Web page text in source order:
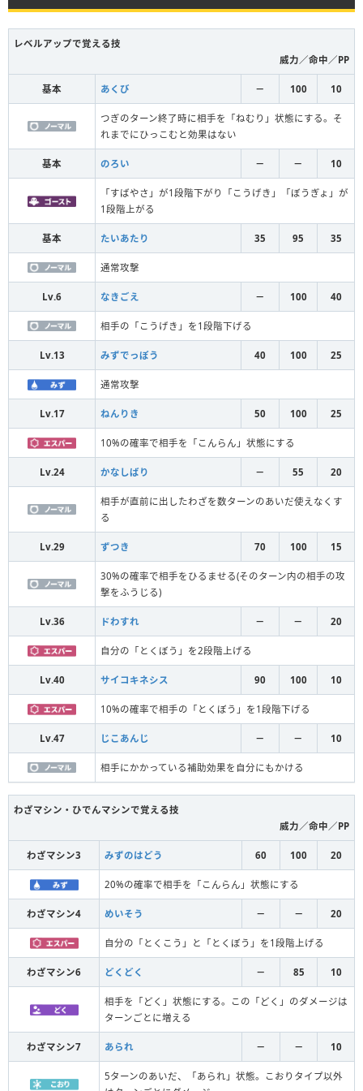
レベルアップで覚える技
威力／命中／PP
基本 あくび － 100 10
つぎのターン終了時に相手を「ねむり」状態にする。そ
れまでにひっこむと効果はない
基本 のろい － － 10
「すばやさ」が1段階下がり「こうげき」「ぼうぎょ」が
1段階上がる
基本 たいあたり 35 95 35
通常攻撃
Lv.6 なきごえ － 100 40
相手の「こうげき」を1段階下げる
Lv.13 みずでっぽう 40 100 25
通常攻撃
Lv.17 ねんりき 50 100 25
10%の確率で相手を「こんらん」状態にする
Lv.24 かなしばり － 55 20
相手が直前に出したわざを数ターンのあいだ使えなくす
る
Lv.29 ずつき 70 100 15
30%の確率で相手をひるませる(そのターン内の相手の攻
撃をふうじる)
Lv.36 ドわすれ － － 20
自分の「とくぼう」を2段階上げる
Lv.40 サイコキネシス 90 100 10
10%の確率で相手の「とくぼう」を1段階下げる
Lv.47 じこあんじ － － 10
相手にかかっている補助効果を自分にもかける
わざマシン・ひでんマシンで覚える技
威力／命中／PP
わざマシン3 みずのはどう 60 100 20
20%の確率で相手を「こんらん」状態にする
わざマシン4 めいそう － － 20
自分の「とくこう」と「とくぼう」を1段階上げる
わざマシン6 どくどく － 85 10
相手を「どく」状態にする。この「どく」のダメージは
ターンごとに増える
わざマシン7 あられ － － 10
5ターンのあいだ、「あられ」状態。こおりタイプ以外